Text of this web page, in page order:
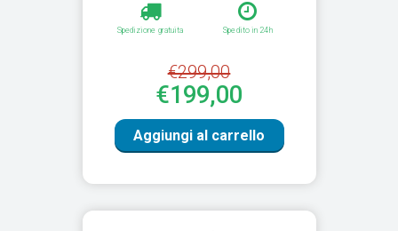
Spedizione gratuita Spedito in 24h
€299,00
€199,00
Aggiungi al carrello